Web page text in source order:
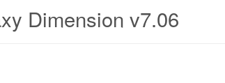
Dimension v7.06